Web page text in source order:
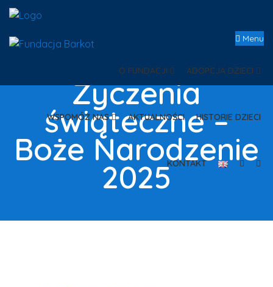
Menu
O FUNDACJI ADOPCJA DZIECI
WSPOMÓŻ NAS AKTUALNOŚCI HISTORIE DZIECI
KONTAKT
Życzenia
świąteczne –
Boże Narodzenie
2025